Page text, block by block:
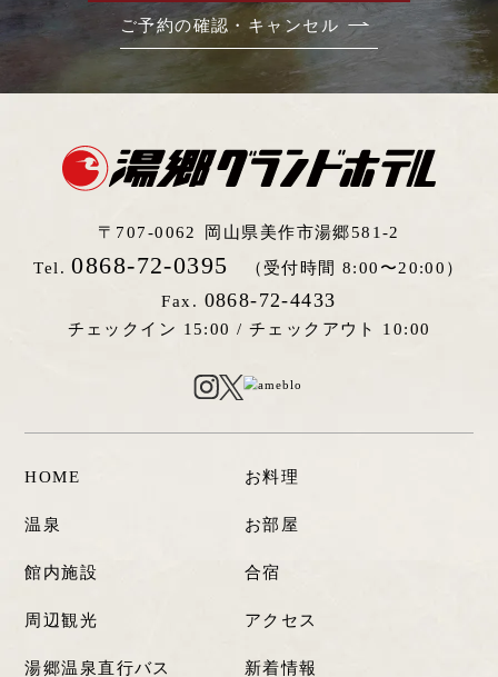
ご予約の確認・キャンセル
〒707-0062
岡山県美作市湯郷581-2
Tel.0868-72-0395
（受付時間 8:00〜20:00）
Fax. 0868-72-4433
チェックイン 15:00 / チェックアウト 10:00
HOME お料理
温泉 お部屋
館内施設 合宿
周辺観光 アクセス
湯郷温泉直行バス 新着情報